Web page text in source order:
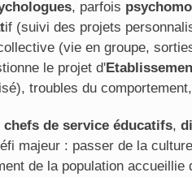
, parfois
if (suivi des projets
(vie en groupe,
le projet d'
troubles du
chefs de service éducatifs,
majeur : passer de la culture
de la population